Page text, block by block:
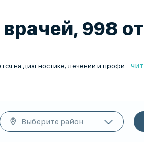
998
мочеполовую систему, кожу, слизистые оболочки и приводить к серьезным осложнениям при отсутствии своевременного лечения.
Выберите район